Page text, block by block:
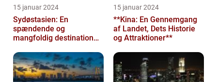
15 januar 2024
Sydøstasien: En
spændende og
mangfoldig destination
rejsende
15 januar 2024
**Kina: En Gennemgang
af Landet, Dets Historie
og Attraktioner**